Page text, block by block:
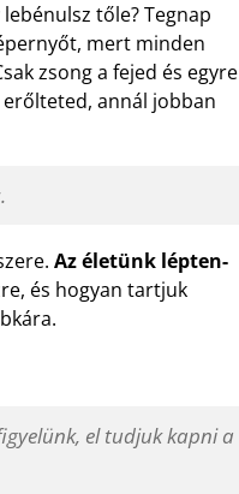
tőle? Tegnap
mert minden
zsong a fejed és egyre
annál jobban
Az életünk lépten-
és hogyan tartjuk
el tudjuk kapni a